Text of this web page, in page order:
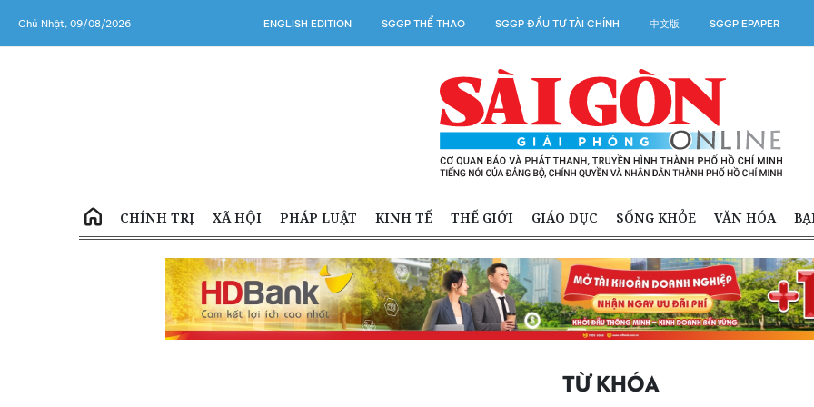
Chủ Nhật, 09/08/2026 ENGLISH EDITION SGGP THỂ THAO SGGP ĐẦU TƯ TÀI CHÍNH 中文版 SGGP EPAPER
CHÍNH TRỊ XÃ HỘI PHÁP LUẬT KINH TẾ THẾ GIỚI GIÁO DỤC SỐNG KHỎE VĂN HÓA
TỪ KHÓA